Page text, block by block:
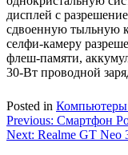
дисплей с
сдвоенную тыльную
селфи-камеру
флеш-памяти,
30-Вт проводной
Posted in
Навигация
по
Previous: Смартфон
Next: Realme GT Neo